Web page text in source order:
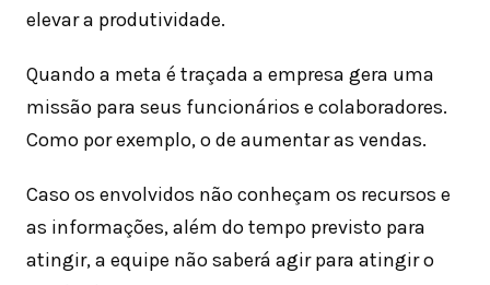
elevar a produtividade.
Quando a meta é traçada a empresa gera uma
missão para seus funcionários e colaboradores.
Como por exemplo, o de aumentar as vendas.
Caso os envolvidos não conheçam os recursos e
as informações, além do tempo previsto para
atingir, a equipe não saberá agir para atingir o